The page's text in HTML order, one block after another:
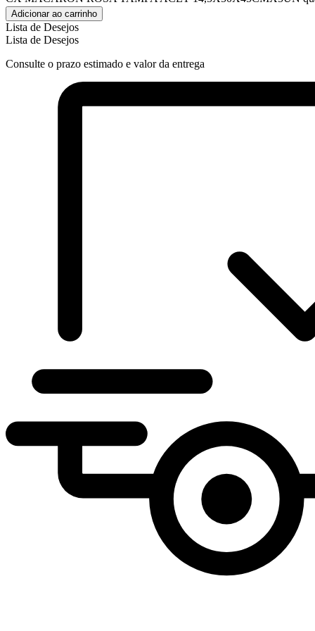
Adicionar ao carrinho
Lista de Desejos
Lista de Desejos
Consulte o prazo estimado e valor da entrega